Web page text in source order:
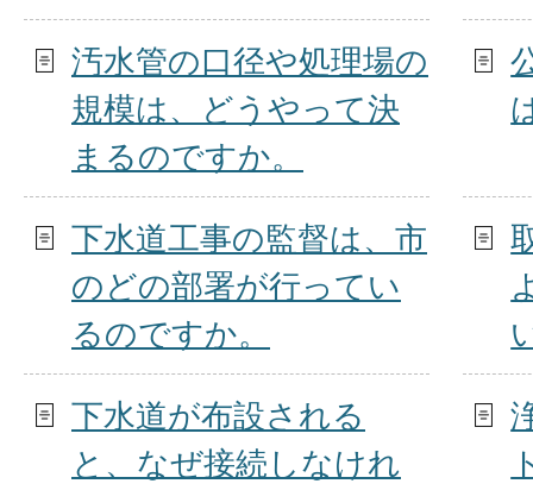
汚水管の口径や処理場の
規模は、どうやって決
まるのですか。
下水道工事の監督は、市
のどの部署が行ってい
るのですか。
下水道が布設される
と、なぜ接続しなけれ